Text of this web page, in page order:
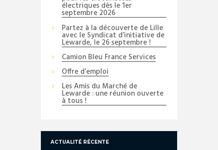
électriques dès le 1er
septembre 2026
Partez à la découverte de Lille
avec le Syndicat d’initiative de
Lewarde, le 26 septembre !
Camion Bleu France Services
Offre d’emploi
Les Amis du Marché de
Lewarde : une réunion ouverte
à tous !
ACTUALITÉ RÉCENTE